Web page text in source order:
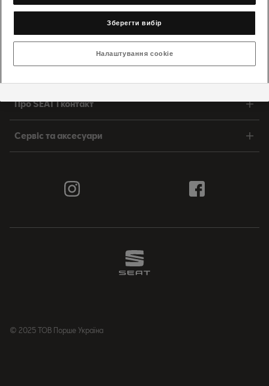
Відвідайте міжнародну сторінку
Моделі
Про SEAT і контакт
Сервіс та аксесуари
© 2025 ТОВ Порше Україна
Зберегти вибір
Налаштування cookie